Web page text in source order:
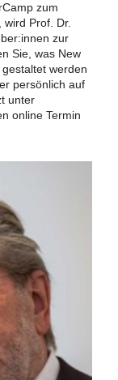
zum
Prof. Dr.
zur
Sie, was New
werden
persönlich auf
unter
online Termin